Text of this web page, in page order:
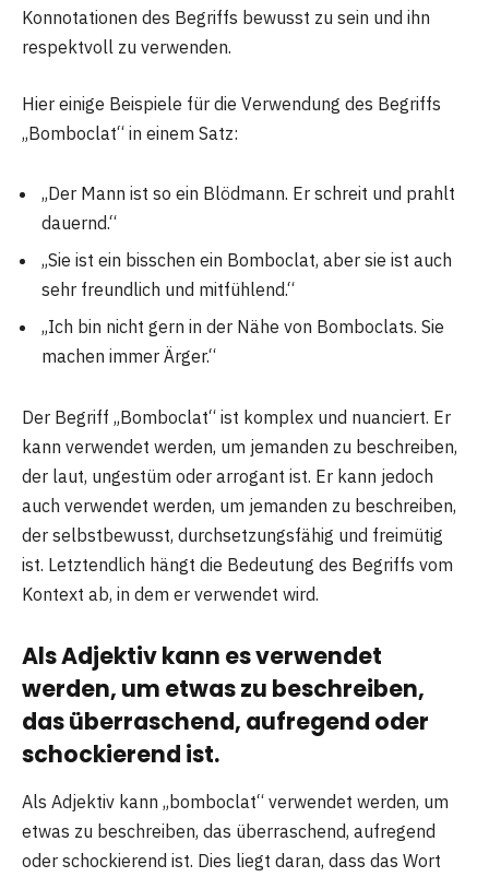
Konnotationen des Begriffs bewusst zu sein und ihn
respektvoll zu verwenden.
Hier einige Beispiele für die Verwendung des Begriffs
„Bomboclat“ in einem Satz:
„Der Mann ist so ein Blödmann. Er schreit und prahlt
dauernd.“
„Sie ist ein bisschen ein Bomboclat, aber sie ist auch
sehr freundlich und mitfühlend.“
„Ich bin nicht gern in der Nähe von Bomboclats. Sie
machen immer Ärger.“
Der Begriff „Bomboclat“ ist komplex und nuanciert. Er
kann verwendet werden, um jemanden zu beschreiben,
der laut, ungestüm oder arrogant ist. Er kann jedoch
auch verwendet werden, um jemanden zu beschreiben,
der selbstbewusst, durchsetzungsfähig und freimütig
ist. Letztendlich hängt die Bedeutung des Begriffs vom
Kontext ab, in dem er verwendet wird.
Als Adjektiv kann es verwendet
werden, um etwas zu beschreiben,
das überraschend, aufregend oder
schockierend ist.
Als Adjektiv kann „bomboclat“ verwendet werden, um
etwas zu beschreiben, das überraschend, aufregend
oder schockierend ist. Dies liegt daran, dass das Wort